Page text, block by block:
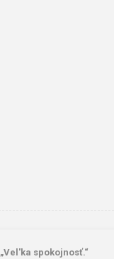
„Vel'ka spokojnosť.“